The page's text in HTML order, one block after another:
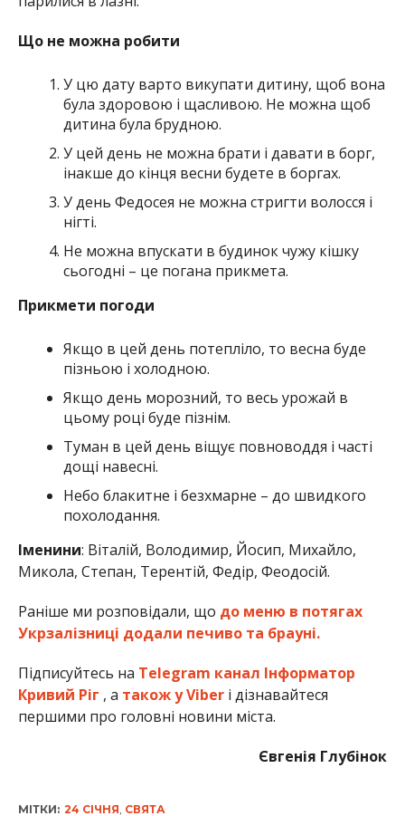
Що не можна робити
У цю дату варто викупати дитину, щоб вона
була здоровою і щасливою. Не можна щоб
дитина була брудною.
У цей день не можна брати і давати в борг,
інакше до кінця весни будете в боргах.
У день Федосея не можна стригти волосся і
нігті.
Не можна впускати в будинок чужу кішку
сьогодні – це погана прикмета.
Прикмети погоди
Якщо в цей день потепліло, то весна буде
пізньою і холодною.
Якщо день морозний, то весь урожай в
цьому році буде пізнім.
Туман в цей день віщує повноводдя і часті
дощі навесні.
Небо блакитне і безхмарне – до швидкого
похолодання.
Іменини: Віталій, Володимир, Йосип, Михайло,
Микола, Степан, Терентій, Федір, Феодосій.
Раніше ми розповідали, що до меню в потягах
Укрзалізниці додали печиво та брауні.
Підписуйтесь на Telegram канал Інформатор
Кривий Ріг , а також у Viberі дізнавайтеся
першими про головні новини міста.
Євгенія Глубінок
МІТКИ: 24 СІЧНЯ, СВЯТА